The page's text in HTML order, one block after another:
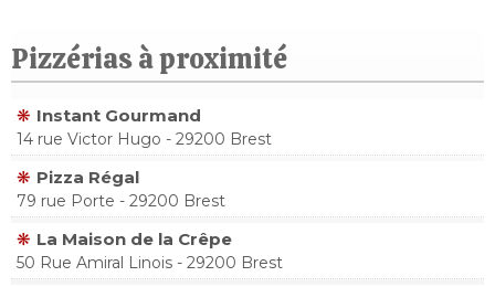
Pizzérias à proximité
Instant Gourmand
14 rue Victor Hugo - 29200 Brest
Pizza Régal
79 rue Porte - 29200 Brest
La Maison de la Crêpe
50 Rue Amiral Linois - 29200 Brest